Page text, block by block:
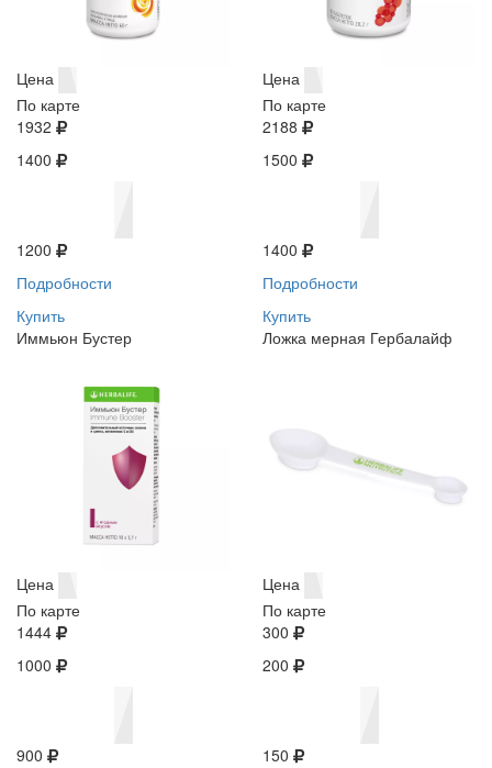
Цена
По карте
1932
1400
1200
Подробности
Купить
Цена
По карте
2188
1500
1400
Подробности
Купить
Иммьюн Бустер
Цена
По карте
1444
1000
900
Ложка мерная Гербалайф
Цена
По карте
300
200
150